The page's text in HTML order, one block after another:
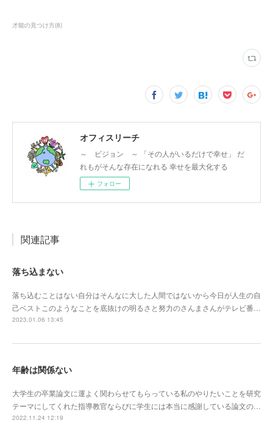
才能の見つけ方(8)
オフィスリーチ
～ ビジョン ～ 「その人がいるだけで幸せ」 だ
れもがそんな存在になれる 幸せを最大化する
フォロー
関連記事
落ち込まない
落ち込むことはない自分はそんなに大した人間ではないから今日が人生の自
己ベストこのようなことを底抜けの明るさと努力のさんまさんがテレビ番…
2023.01.06 13:45
年齢は関係ない
大学生の卒業論文に運よく関わらせてもらっている私のやりたいことを研究
テーマにしてくれた指導教官ならびに学生には本当に感謝している論文の…
2022.11.24 12:19